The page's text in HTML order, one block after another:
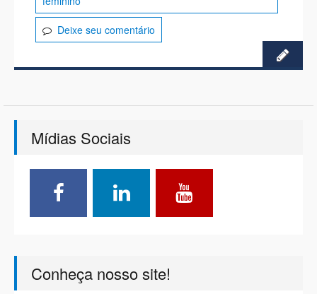
Deixe seu comentário
Mídias Sociais
Conheça nosso site!